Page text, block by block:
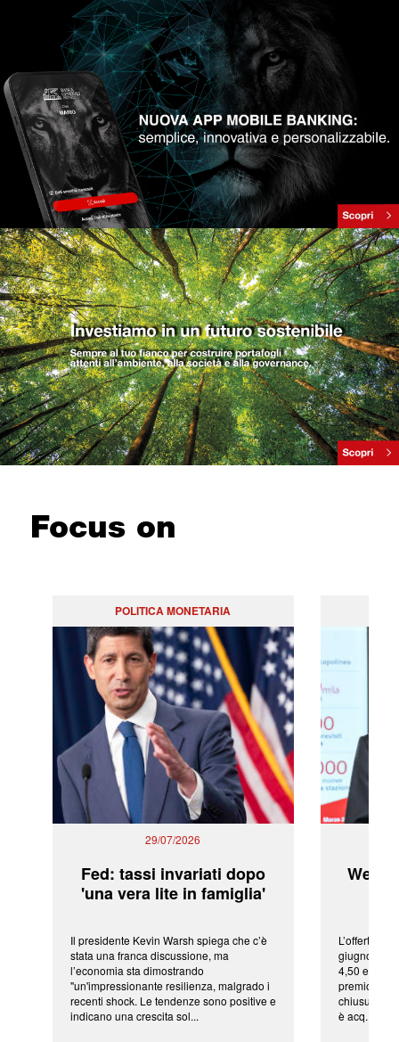
Focus on
POLITICA MONETARIA
29/07/2026
Fed: tassi invariati dopo
'una vera lite in famiglia'
Il presidente Kevin Warsh spiega che c’è
stata una franca discussione, ma
l’economia sta dimostrando
"un'impressionante resilienza, malgrado i
recenti shock. Le tendenze sono positive e
indicano una crescita sol...
L’offerta
giugno da
4,50 euro
premio di
chiusura
è acq...